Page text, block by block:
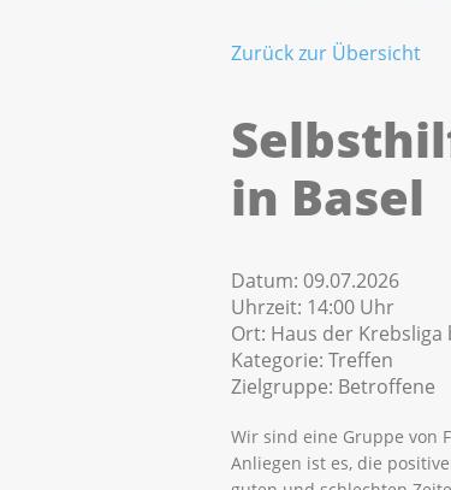
Zurück zur Übersicht
in Basel
Datum: 09.07.2026
Uhrzeit: 14:00 Uhr
Ort: Haus der Krebsliga
Kategorie: Treffen
Zielgruppe: Betroffene
Wir sind eine Gruppe von
Anliegen ist es, die